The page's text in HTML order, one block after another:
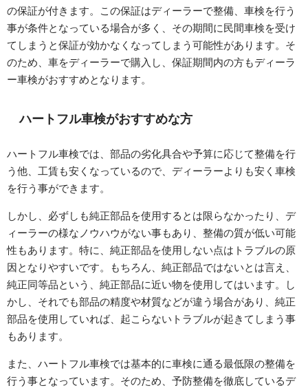
の保証が付きます。この保証はディーラーで整備、車検を行う
事が条件となっている場合が多く、その期間に民間車検を受け
てしまうと保証が効かなくなってしまう可能性があります。そ
のため、車をディーラーで購入し、保証期間内の方もディーラ
ー車検がおすすめとなります。
ハートフル車検がおすすめな方
ハートフル車検では、部品の劣化具合や予算に応じて整備を行
う他、工賃も安くなっているので、ディーラーよりも安く車検
を行う事ができます。
しかし、必ずしも純正部品を使用するとは限らなかったり、デ
ィーラーの様なノウハウがない事もあり、整備の質が低い可能
性もあります。特に、純正部品を使用しない点はトラブルの原
因となりやすいです。もちろん、純正部品ではないとは言え、
純正同等品という、純正部品に近い物を使用してはいます。し
かし、それでも部品の精度や材質などが違う場合があり、純正
部品を使用していれば、起こらないトラブルが起きてしまう事
もあります。
また、ハートフル車検では基本的に車検に通る最低限の整備を
行う事となっています。そのため、予防整備を徹底しているデ